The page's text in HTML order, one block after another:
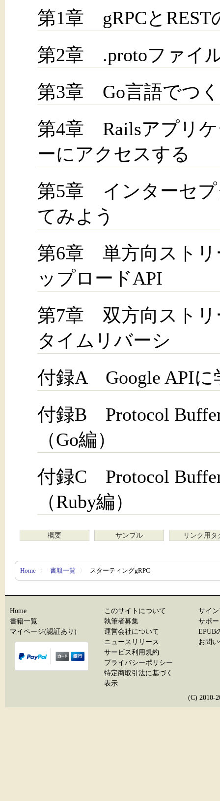
第1章 gRPCとREST
第2章 .protoファイ
第3章 Go言語でつ
第4章 Railsアプリケ
ーにアクセスする
第5章 インターセプ
てみよう
第6章 単方向ストリ
ップロードAPI
第7章 双方向ストリ
タイムリバーシ
付録A Google APIに
付録B Protocol
（Go編）
付録C Protocol
（Ruby編）
概要 サンプル リンク用タ
Home 〉 書籍一覧 〉 スターティングgRPC
Home
書籍一覧
マイページ(認証あり)
このサイトについて
執筆者募集
運営会社について
ニュースリリース
サービス利用規約
プライバシーポリシー
特定商取引法に基づく
表示
サイ
サポ
EPUB
お問
(C) 2010-